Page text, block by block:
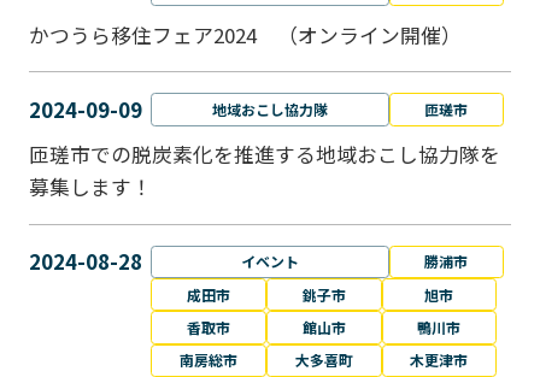
かつうら移住フェア2024 （オンライン開催）
2024-09-09 地域おこし協力隊 匝瑳市
匝瑳市での脱炭素化を推進する地域おこし協⼒隊を
募集します！
2024-08-28 イベント
勝浦市
成田市
銚子市
旭市
香取市
館山市
鴨川市
南房総市
大多喜町 木更津市